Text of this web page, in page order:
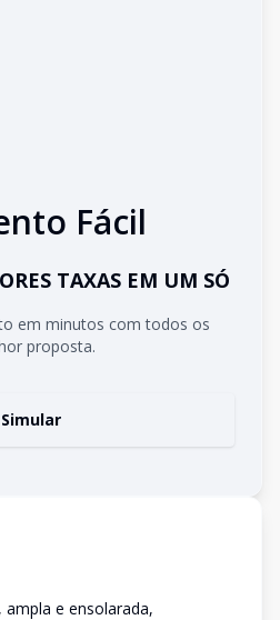
Fácil
TAXAS EM UM SÓ
em minutos com todos os
proposta.
Simular
e ensolarada,